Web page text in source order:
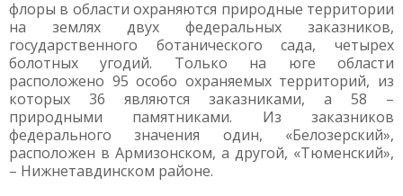
флоры в области охраняются природные территории
на землях двух федеральных заказников,
государственного ботанического сада, четырех
болотных угодий. Только на юге области
расположено 95 особо охраняемых территорий, из
которых 36 являются заказниками, а 58 –
природными памятниками. Из заказников
федерального значения один, «Белозерский»,
расположен в Армизонском, а другой, «Тюменский»,
– Нижнетавдинском районе.